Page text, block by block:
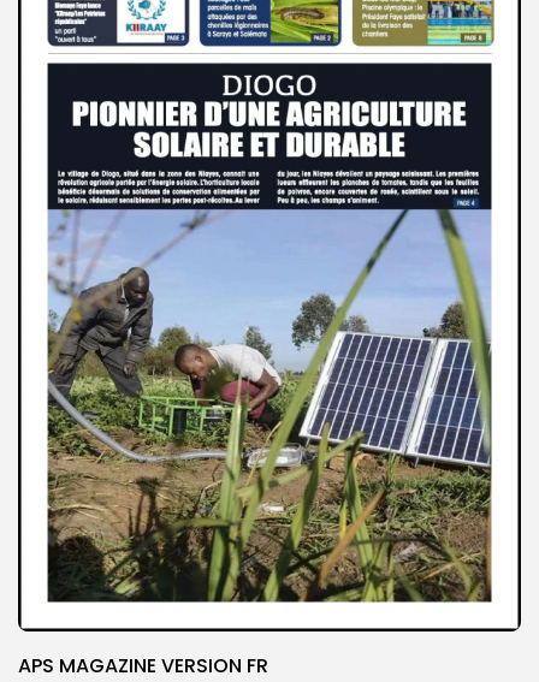
APS MAGAZINE VERSION FR